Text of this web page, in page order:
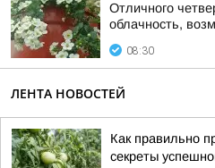
Отличного
облачность,
08:30
ЛЕНТА НОВОСТЕЙ
Как правильно
секреты